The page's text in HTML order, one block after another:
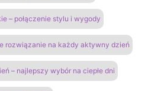
– połączenie stylu i wygody
rozwiązanie na każdy aktywny dzień
– najlepszy wybór na ciepłe dni